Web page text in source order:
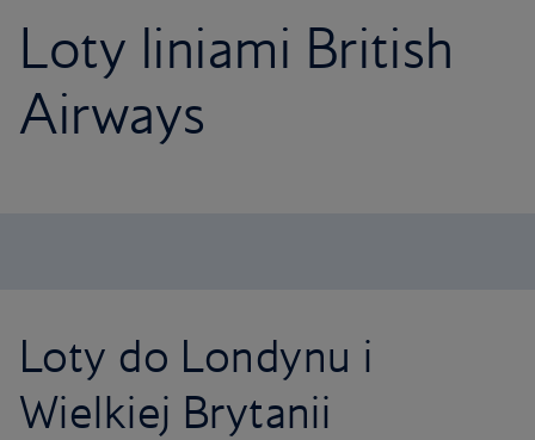
Loty liniami British
Airways
Loty do Londynu i
Wielkiej Brytanii